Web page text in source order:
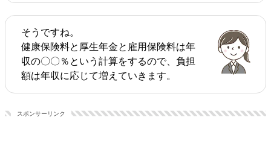
そうですね。
健康保険料と厚生年金と雇用保険料は年
収の〇〇％という計算をするので、負担
額は年収に応じて増えていきます。
スポンサーリンク